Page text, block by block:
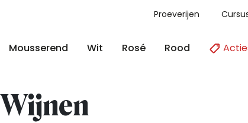
Proeverijen
Mousserend Wit Rosé Rood
Wijnen